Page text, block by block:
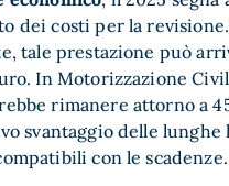
dei costi per la
tale prestazione può
In Motorizzazione
rimanere attorno a
svantaggio delle lunghe
con le scadenze.